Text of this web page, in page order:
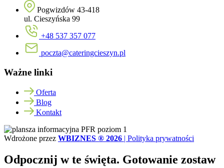
Pogwizdów 43-418
ul. Cieszyńska 99
+48 537 357 077
poczta@cateringcieszyn.pl
Ważne linki
Oferta
Blog
Kontakt
Wdrożone przez WBIZNES ® 2026 | Polityka prywatności
Odpocznij w te święta. Gotowanie zostaw